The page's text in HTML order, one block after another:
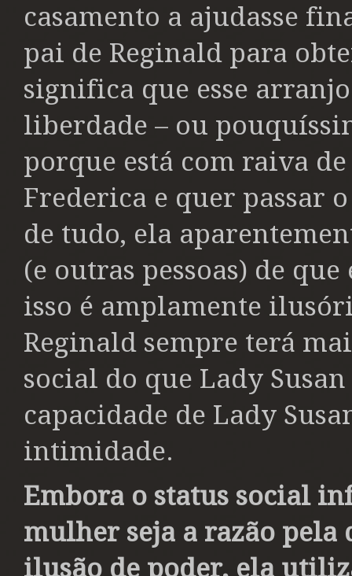
casamento a ajudasse
pai de Reginald para
significa que esse
liberdade – ou
porque está com raiva
Frederica e quer passar
de tudo, ela
(e outras pessoas) de
isso é amplamente
Reginald sempre terá
social do que Lady
capacidade de Lady
intimidade.
Embora o status social
mulher seja a razão pela
ilusão de poder, ela